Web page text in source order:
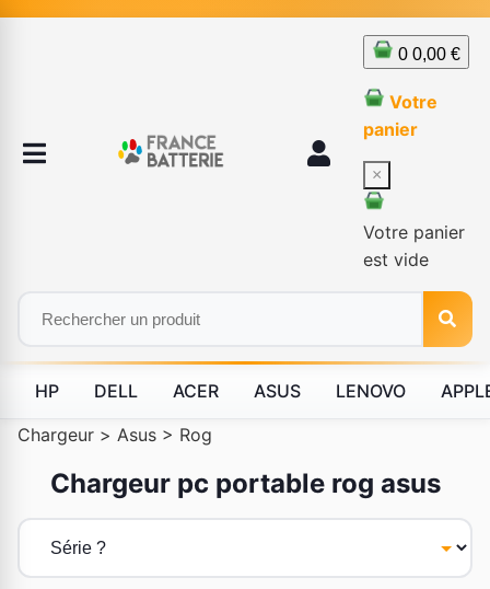
0 0,00 €
Votre
panier
×
Votre panier
est vide
HP DELL ACER ASUS LENOVO
Chargeur > Asus > Rog
Chargeur pc portable rog asus